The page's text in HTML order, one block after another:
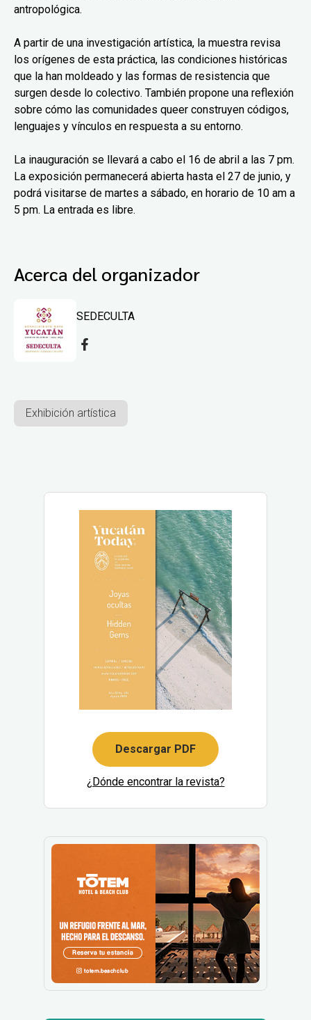
antropológica.
A partir de una investigación artística, la muestra revisa
los orígenes de esta práctica, las condiciones históricas
que la han moldeado y las formas de resistencia que
surgen desde lo colectivo. También propone una reflexión
sobre cómo las comunidades queer construyen códigos,
lenguajes y vínculos en respuesta a su entorno.
La inauguración se llevará a cabo el 16 de abril a las 7 pm.
La exposición permanecerá abierta hasta el 27 de junio, y
podrá visitarse de martes a sábado, en horario de 10 am a
5 pm. La entrada es libre.
Acerca del organizador
SEDECULTA
Exhibición artística
Descargar PDF
¿Dónde encontrar la revista?